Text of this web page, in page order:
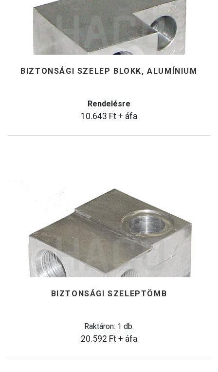
BIZTONSÁGI SZELEP BLOKK, ALUMÍNIUM
Rendelésre
10.643 Ft + áfa
BIZTONSÁGI SZELEPTÖMB
Raktáron: 1 db.
20.592 Ft + áfa